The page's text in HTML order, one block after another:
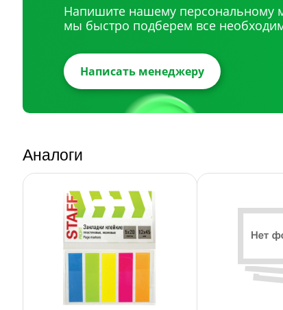
Напишите нашему персональному
мы быстро подберем все
Написать менеджеру
Аналоги